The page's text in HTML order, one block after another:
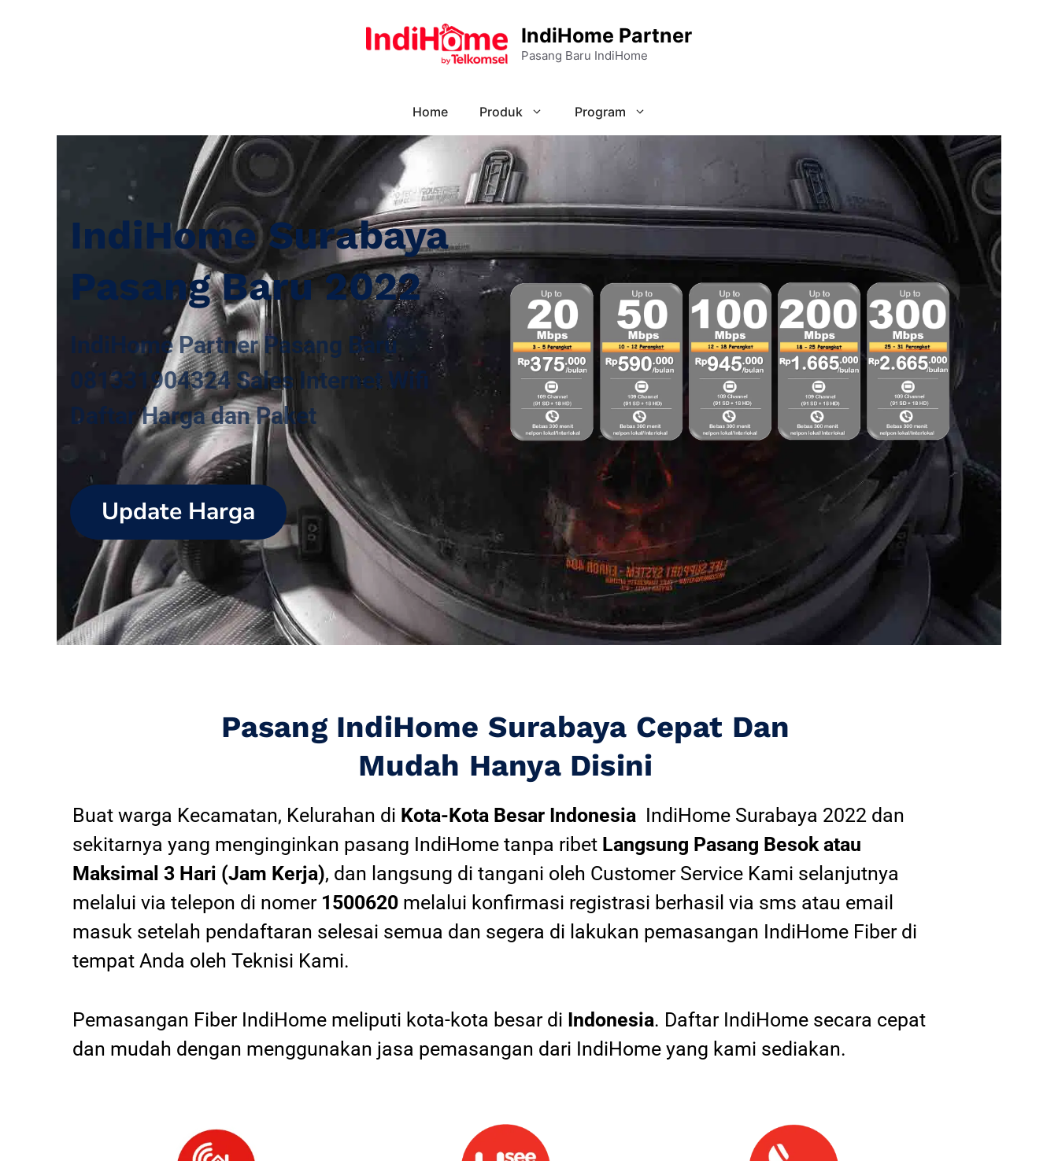
IndiHome Partner
Pasang Baru IndiHome
Home Produk Program
IndiHome Surabaya
Pasang Baru 2022
IndiHome Partner Pasang Baru
081331904324 Sales Internet Wifi
Daftar Harga dan Paket
Update Harga
Pasang IndiHome Surabaya Cepat Dan
Mudah Hanya Disini
Buat warga Kecamatan, Kelurahan di Kota-Kota Besar Indonesia IndiHome Surabaya 2022 dan
sekitarnya yang menginginkan pasang IndiHome tanpa ribet Langsung Pasang Besok atau
Maksimal 3 Hari (Jam Kerja), dan langsung di tangani oleh Customer Service Kami selanjutnya
melalui via telepon di nomer 1500620 melalui konfirmasi registrasi berhasil via sms atau email
masuk setelah pendaftaran selesai semua dan segera di lakukan pemasangan IndiHome Fiber di
tempat Anda oleh Teknisi Kami.
Pemasangan Fiber IndiHome meliputi kota-kota besar di Indonesia. Daftar IndiHome secara cepat
dan mudah dengan menggunakan jasa pemasangan dari IndiHome yang kami sediakan.